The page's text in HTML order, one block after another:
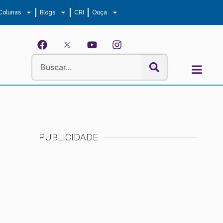
Blogs CRI Ouça
PUBLICIDADE